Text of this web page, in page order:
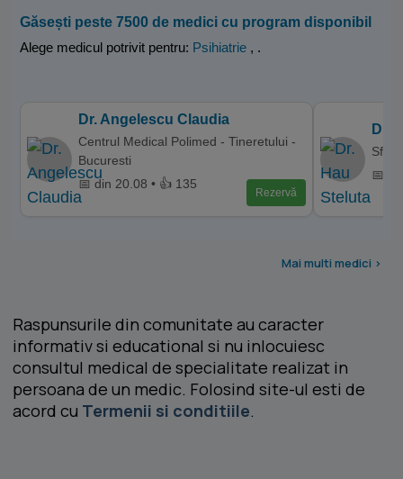
Găsești peste 7500 de medici cu program disponibil
Alege medicul potrivit pentru: Psihiatrie , .
Dr. Angelescu Claudia
Centrul Medical Polimed - Tineretului -
Bucuresti
📅 din 20.08 • 👍 135
Rezervă
Dr.
📅
Mai multi medici >
Raspunsurile din comunitate au caracter
informativ si educational si nu inlocuiesc
consultul medical de specialitate realizat in
persoana de un medic. Folosind site-ul esti de
acord cu Termenii si conditiile.